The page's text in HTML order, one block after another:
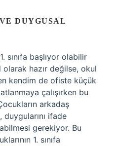
DUYGUSAL
sınıfa başlıyor olabilir
hazır değilse, okul
kendim de ofiste küçük
çalışırken bu
arkadaş
ifade
gerekiyor. Bu
1. sınıfa